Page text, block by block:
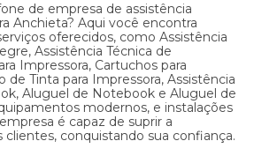
de empresa de assistência
Anchieta? Aqui você encontra
oferecidos, como Assistência
Assistência Técnica de
Impressora, Cartuchos para
de Tinta para Impressora, Assistência
Aluguel de Notebook e Aluguel de
modernos, e instalações
é capaz de suprir a
clientes, conquistando sua confiança.